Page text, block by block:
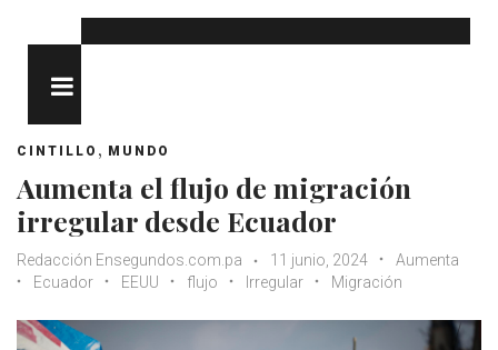
CINTILLO , MUNDO
Aumenta el flujo de migración
irregular desde Ecuador
Redacción Ensegundos.com.pa 11 junio, 2024
Aumenta
Ecuador
EEUU flujo Irregular Migración